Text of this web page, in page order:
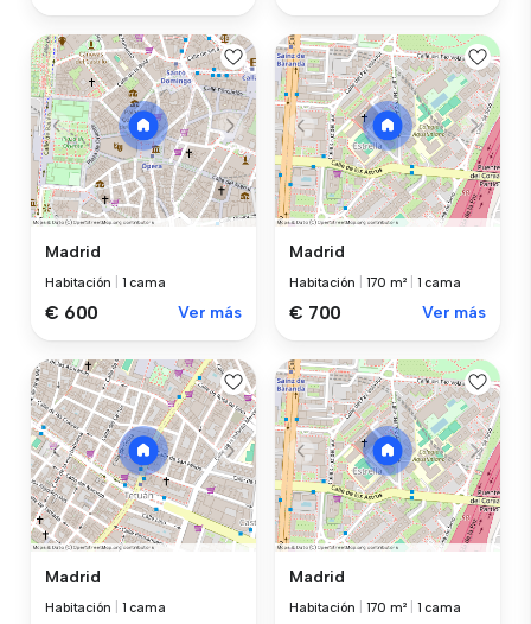
Madrid
Habitación 1 cama
€ 600 Ver más
Madrid
Habitación 170 m² 1 cama
€ 700 Ver más
Madrid
Habitación 1 cama
Madrid
Habitación 170 m² 1 cama